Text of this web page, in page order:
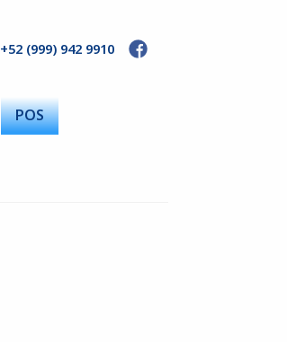
+52 (999) 942 9910
POS